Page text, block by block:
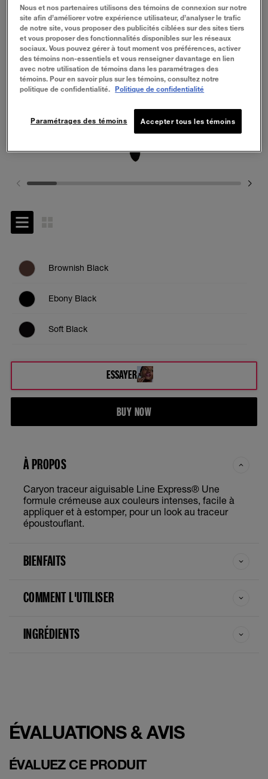
Brownish Black
Ebony Black
Soft Black
ESSAYER
BUY NOW
À PROPOS
Caryon traceur aiguisable Line Express® Une
formule crémeuse aux couleurs intenses, facile à
appliquer et à estomper, pour un look au traceur
époustouflant.
BIENFAITS
COMMENT L'UTILISER
INGRÉDIENTS
ÉVALUATIONS & AVIS
ÉVALUEZ CE PRODUIT
Nous et nos partenaires utilisons des témoins de connexion sur notre
site afin d’améliorer votre expérience utilisateur, d’analyser le trafic
de notre site, vous proposer des publicités ciblées sur des sites tiers
et vous proposer des fonctionnalités disponibles sur les réseaux
sociaux. Vous pouvez gérer à tout moment vos préférences, activer
des témoins non-essentiels et vous renseigner davantage en lien
avec notre utilisation de témoins dans les paramétrages des
témoins. Pour en savoir plus sur les témoins, consultez notre
politique de confidentialité.
Politique de confidentialité
Accepter tous les témoins
Paramétrages des témoins